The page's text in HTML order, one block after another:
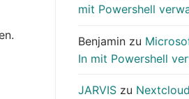
mit Powershell
Benjamin zu
In mit Powershell
JARVIS zu Nextcloud